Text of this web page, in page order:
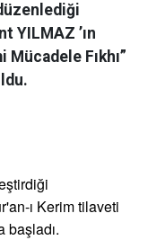
YILMAZ ’ın
Fıkhı”
ı Kerim tilaveti
başladı.